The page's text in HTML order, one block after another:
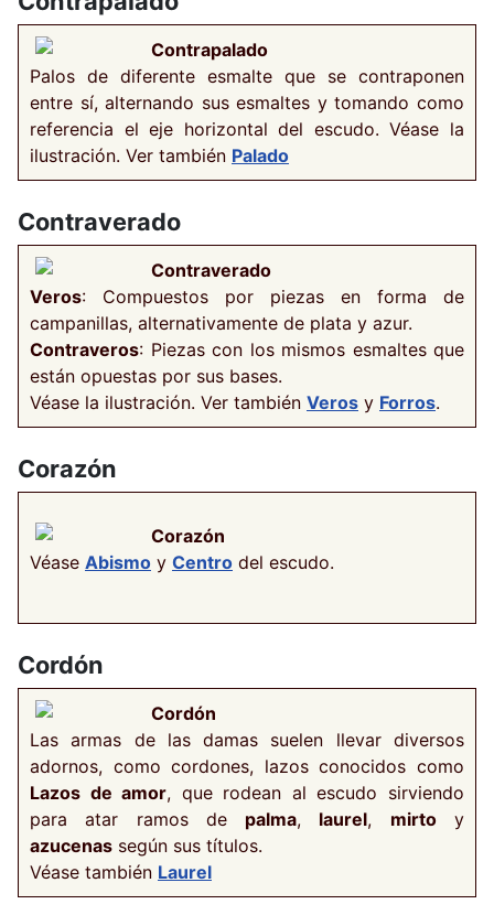
Contrapalado
Palos de diferente esmalte que se contraponen
entre sí, alternando sus esmaltes y tomando como
referencia el eje horizontal del escudo. Véase la
ilustración. Ver también Palado
Contraverado
Contraverado
Veros: Compuestos por piezas en forma de
campanillas, alternativamente de plata y azur.
Contraveros: Piezas con los mismos esmaltes que
están opuestas por sus bases.
Véase la ilustración. Ver también Veros y Forros.
Corazón
Corazón
Véase Abismo y Centro del escudo.
Cordón
Cordón
Las armas de las damas suelen llevar diversos
adornos, como cordones, lazos conocidos como
Lazos de amor, que rodean al escudo sirviendo
para atar ramos de palma, laurel, mirtoy
azucenas según sus títulos.
Véase también Laurel